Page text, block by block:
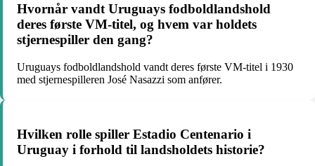
Hvornår vandt Uruguays fodboldlandshold
deres første VM-titel, og hvem var holdets
stjernespiller den gang?
Uruguays fodboldlandshold vandt deres første VM-titel i 1930
med stjernespilleren José Nasazzi som anfører.
Hvilken rolle spiller Estadio Centenario i
Uruguay i forhold til landsholdets historie?